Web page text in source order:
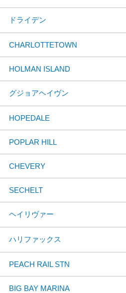
ドライデン
CHARLOTTETOWN
HOLMAN ISLAND
グジョアヘイヴン
HOPEDALE
POPLAR HILL
CHEVERY
SECHELT
ヘイリヴァー
ハリファックス
PEACH RAIL STN
BIG BAY MARINA